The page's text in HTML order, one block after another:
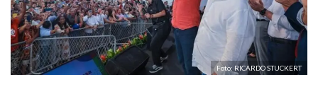
Foto: RICARDO STUCKERT